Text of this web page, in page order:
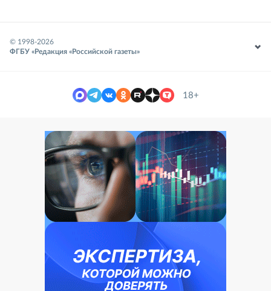
© 1998-2026
ФГБУ «Редакция «Российской газеты»
18+